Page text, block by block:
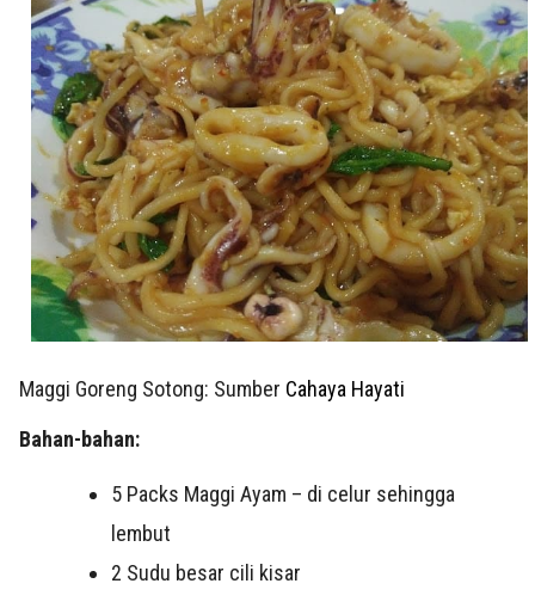
Maggi Goreng Sotong: Sumber Cahaya Hayati
Bahan-bahan:
5 Packs Maggi Ayam – di celur sehingga
lembut
2 Sudu besar cili kisar